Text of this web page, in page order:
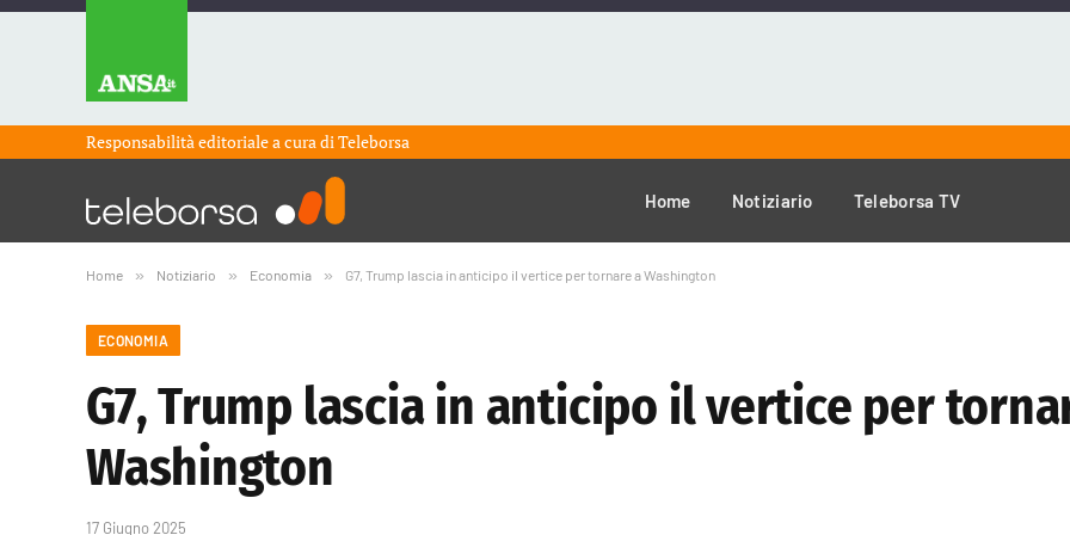
Responsabilità editoriale a cura diTeleborsa
Home Notiziario Teleborsa TV
Home » Notiziario » Economia » G7, Trump lascia in anticipo il vertice per tornare a Washington
ECONOMIA
G7, Trump lascia in anticipo il vertice per
Washington
17 Giugno 2025